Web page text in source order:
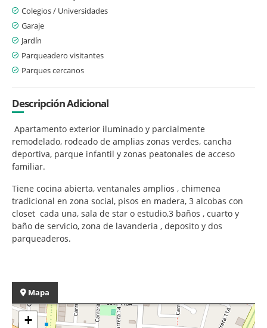
Colegios / Universidades
Garaje
Jardín
Parqueadero visitantes
Parques cercanos
Descripción Adicional
Apartamento exterior iluminado y parcialmente
remodelado, rodeado de amplias zonas verdes, cancha
deportiva, parque infantil y zonas peatonales de acceso
familiar.
Tiene cocina abierta, ventanales amplios , chimenea
tradicional en zona social, pisos en madera, 3 alcobas con
closet cada una, sala de star o estudio,3 baños , cuarto y
baño de servicio, zona de lavanderia , deposito y dos
parqueaderos.
Mapa
+